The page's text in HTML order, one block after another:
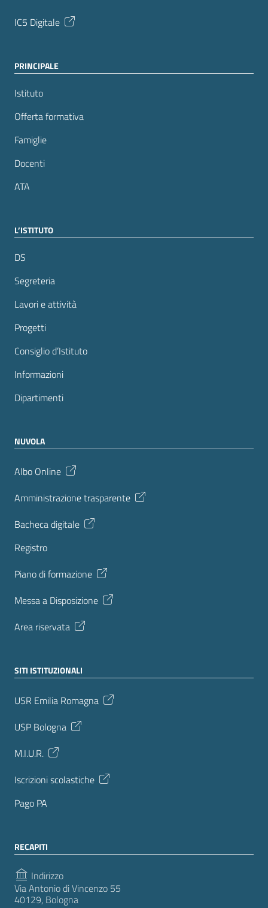
IC5 Digitale
PRINCIPALE
Istituto
Offerta formativa
Famiglie
Docenti
ATA
L’ISTITUTO
DS
Segreteria
Lavori e attività
Progetti
Consiglio d’Istituto
Informazioni
Dipartimenti
NUVOLA
Albo Online
Amministrazione trasparente
Bacheca digitale
Registro
Piano di formazione
Messa a Disposizione
Area riservata
SITI ISTITUZIONALI
USR Emilia Romagna
USP Bologna
M.I.U.R.
Iscrizioni scolastiche
Pago PA
RECAPITI
Indirizzo
Via Antonio di Vincenzo 55
40129, Bologna